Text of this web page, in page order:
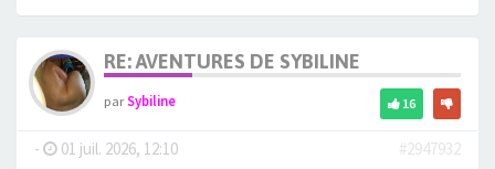
RE: AVENTURES DE SYBILINE
parSybiline 16
- 01 juil. 2026, 12:10
#2947932